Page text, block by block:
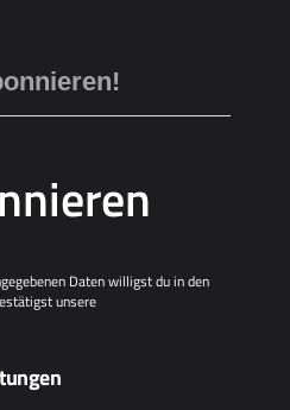
Daten willigst du in den
unsere